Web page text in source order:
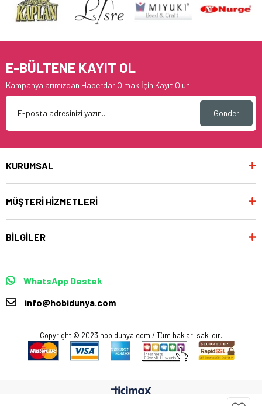
E-BÜLTENE KAYIT OL
Kampanyalarımızdan Haberdar Olmak İçin Kayıt Olun
Gönder
KURUMSAL
MÜŞTERİ HİZMETLERİ
BİLGİLER
WhatsApp Destek
info@hobidunya.com
Copyright © 2023 hobidunya.com / Tüm hakları saklıdır.